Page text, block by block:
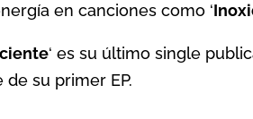
en canciones como ‘
‘ es su último single
su primer EP.